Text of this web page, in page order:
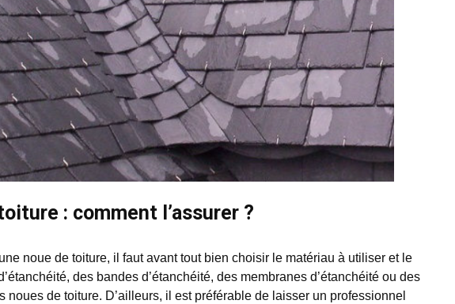
: comment l’assurer ?
noue de toiture, il faut avant tout bien choisir le matériau à utiliser et le
des bandes d’étanchéité, des membranes d’étanchéité ou des
noues de toiture. D’ailleurs, il est préférable de laisser un professionnel